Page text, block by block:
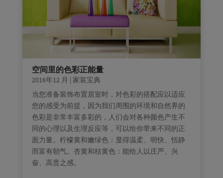
空间里的色彩正能量
2016年12 月 | 家装宝典
当您准备装饰布置居室时，对色彩的搭配应以适应
您的感受为前提，因为我们周围的环境和自然界的
色彩是非常丰富多彩的，人们会对各种颜色产生不
同的心理以及生理反应等，可以给你带来不同的正
面力量。柠檬黄和嫩绿色：显得温柔、明快、恬静
而富有朝气。杏黄和桔黄色：能给人以庄严、兴
奋、高贵之感。